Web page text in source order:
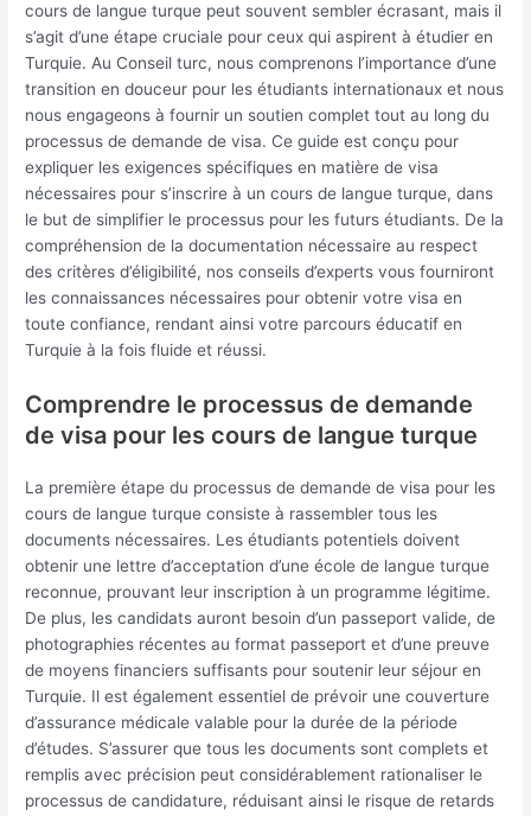
cours de langue turque peut souvent sembler écrasant, mais il
s’agit d’une étape cruciale pour ceux qui aspirent à étudier en
Turquie. Au Conseil turc, nous comprenons l’importance d’une
transition en douceur pour les étudiants internationaux et nous
nous engageons à fournir un soutien complet tout au long du
processus de demande de visa. Ce guide est conçu pour
expliquer les exigences spécifiques en matière de visa
nécessaires pour s’inscrire à un cours de langue turque, dans
le but de simplifier le processus pour les futurs étudiants. De la
compréhension de la documentation nécessaire au respect
des critères d’éligibilité, nos conseils d’experts vous fourniront
les connaissances nécessaires pour obtenir votre visa en
toute confiance, rendant ainsi votre parcours éducatif en
Turquie à la fois fluide et réussi.
Comprendre le processus de demande
de visa pour les cours de langue turque
La première étape du processus de demande de visa pour les
cours de langue turque consiste à rassembler tous les
documents nécessaires. Les étudiants potentiels doivent
obtenir une lettre d’acceptation d’une école de langue turque
reconnue, prouvant leur inscription à un programme légitime.
De plus, les candidats auront besoin d’un passeport valide, de
photographies récentes au format passeport et d’une preuve
de moyens financiers suffisants pour soutenir leur séjour en
Turquie. Il est également essentiel de prévoir une couverture
d’assurance médicale valable pour la durée de la période
d’études. S’assurer que tous les documents sont complets et
remplis avec précision peut considérablement rationaliser le
processus de candidature, réduisant ainsi le risque de retards